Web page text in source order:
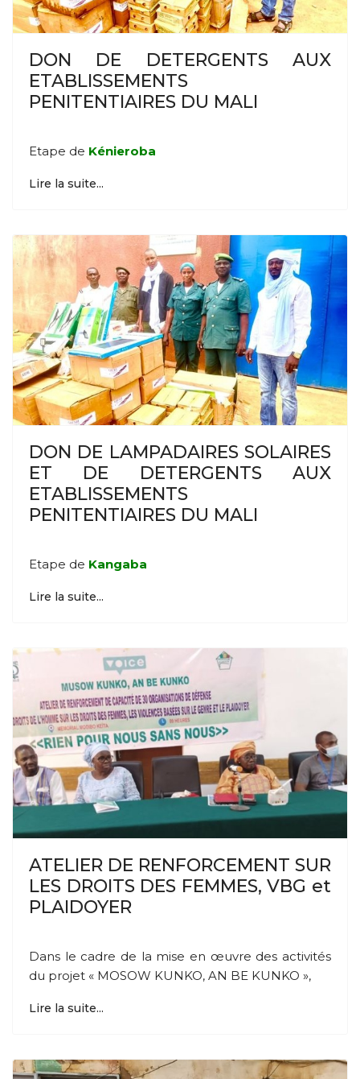
DON DE DETERGENTS AUX
ETABLISSEMENTS
PENITENTIAIRES DU MALI
Etape de Kénieroba
Lire la suite...
DON DE LAMPADAIRES SOLAIRES
ET DE DETERGENTS AUX
ETABLISSEMENTS
PENITENTIAIRES DU MALI
Etape de Kangaba
Lire la suite...
ATELIER DE RENFORCEMENT SUR
LES DROITS DES FEMMES, VBG et
PLAIDOYER
Dans le cadre de la mise en œuvre des activités
du projet « MOSOW KUNKO, AN BE KUNKO »,
Lire la suite...